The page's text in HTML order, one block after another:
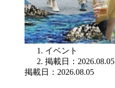
イベント
掲載日：2026.08.05
掲載日：2026.08.05